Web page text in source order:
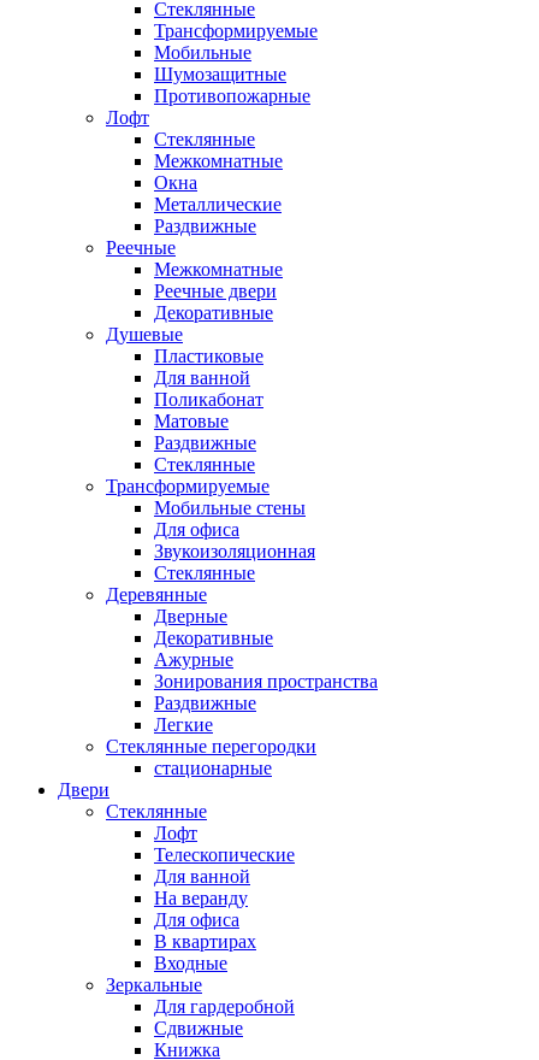
Стеклянные
Трансформируемые
Мобильные
Шумозащитные
Противопожарные
Лофт
Стеклянные
Межкомнатные
Окна
Металлические
Раздвижные
Реечные
Межкомнатные
Реечные двери
Декоративные
Душевые
Пластиковые
Для ванной
Поликабонат
Матовые
Раздвижные
Стеклянные
Трансформируемые
Мобильные стены
Для офиса
Звукоизоляционная
Стеклянные
Деревянные
Дверные
Декоративные
Ажурные
Зонирования пространства
Раздвижные
Легкие
Стеклянные перегородки
стационарные
Двери
Стеклянные
Лофт
Телескопические
Для ванной
На веранду
Для офиса
В квартирах
Входные
Зеркальные
Для гардеробной
Сдвижные
Книжка